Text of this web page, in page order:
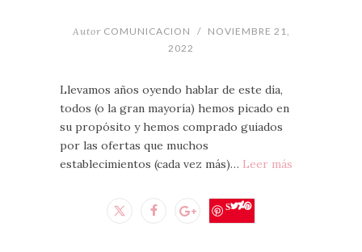
AutorCOMUNICACION / NOVIEMBRE 21,
2022
Llevamos años oyendo hablar de este día,
todos (o la gran mayoría) hemos picado en
su propósito y hemos comprado guiados
por las ofertas que muchos
establecimientos (cada vez más)… Leer más
Save